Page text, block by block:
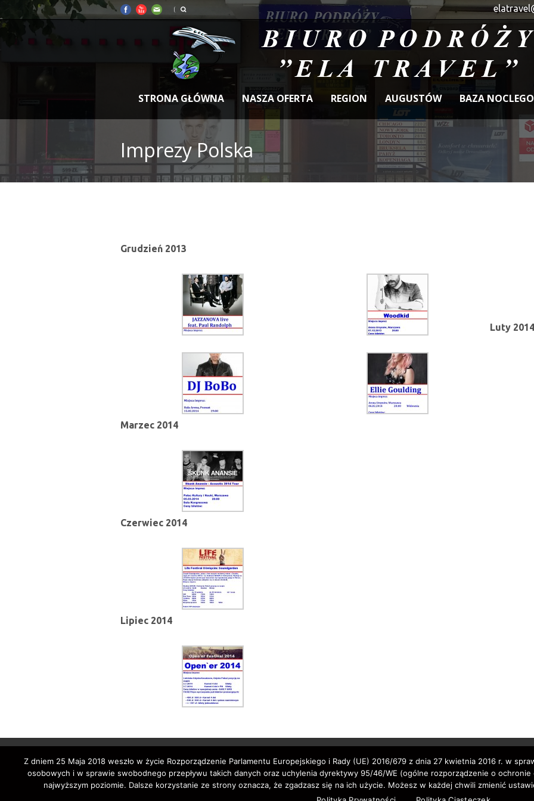
STRONA GŁÓWNA NASZA OFERTA REGION AUGUSTÓW BAZA
Imprezy Polska
Grudzień 2013
Luty
Marzec 2014
Czerwiec 2014
Lipiec 2014
Z dniem 25 Maja 2018 weszło w życie Rozporządzenie Parlamentu Europejskiego i Rady (UE) 2016/679 z dnia 27 kwietnia 2016 r. w
osobowych i w sprawie swobodnego przepływu takich danych oraz uchylenia dyrektywy 95/46/WE (ogólne rozporządzenie o
najwyższym poziomie. Dalsze korzystanie ze strony oznacza, że zgadzasz się na ich użycie. Możesz w każdej chwili zmienić